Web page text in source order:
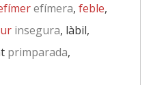
efímera, feble,
insegura, làbil,
primparada,